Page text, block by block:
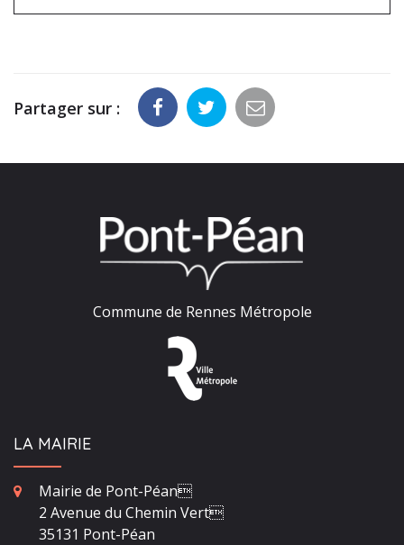
Partager sur :
Commune de Rennes Métropole
LA MAIRIE
Mairie de Pont-Péan
2 Avenue du Chemin Vert
35131 Pont-Péan